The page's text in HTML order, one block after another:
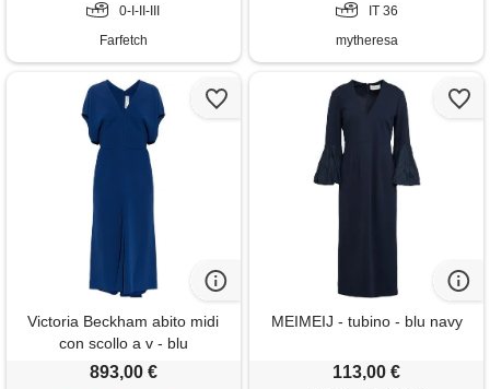
0-I-II-III
Farfetch
IT 36
mytheresa
Victoria Beckham abito midi
con scollo a v - blu
893,00 €
MEIMEIJ - tubino - blu navy
113,00 €